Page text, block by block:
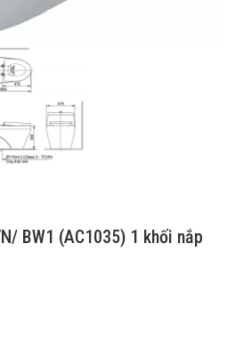
BW1 (AC1035) 1 khối nắp